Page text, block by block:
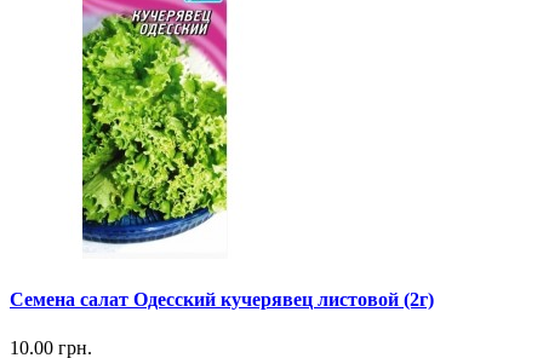
Семена салат Одесский кучерявец листовой (2г)
10.00 грн.